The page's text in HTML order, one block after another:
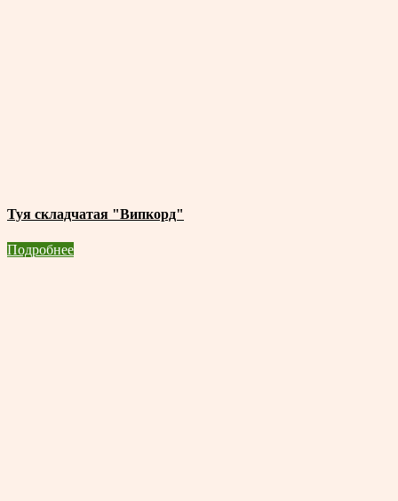
Туя складчатая "Випкорд"
Подробнее